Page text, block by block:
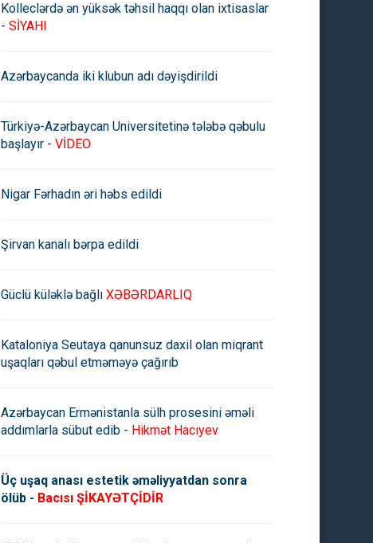
Kolleclərdə ən yüksək təhsil haqqı olan ixtisaslar
- SİYAHI
Azərbaycanda iki klubun adı dəyişdirildi
Türkiyə-Azərbaycan Universitetinə tələbə qəbulu
başlayır - VİDEO
Nigar Fərhadın əri həbs edildi
Şirvan kanalı bərpa edildi
Güclü küləklə bağlı XƏBƏRDARLIQ
Kataloniya Seutaya qanunsuz daxil olan miqrant
uşaqları qəbul etməməyə çağırıb
Azərbaycan Ermənistanla sülh prosesini əməli
addımlarla sübut edib - Hikmət Hacıyev
Üç uşaq anası estetik əməliyyatdan sonra
ölüb - Bacısı ŞİKAYƏTÇİDİR